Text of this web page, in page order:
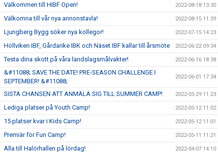
Välkommen till HIBF Open! 2022-08-18 13:30
Välkomna till vår nya annonstavla! 2022-08-15 11:39
Ljungberg Bygg söker nya kollegor! 2022-07-15 14:23
Höllviken IBF, Gårdarike IBK och Näset IBF kallar till årsmöte 2022-06-22 09:34
Testa dina skott på våra landslagsmålvakter! 2022-06-16 18:38
&#11088; SAVE THE DATE! PRE-SEASON CHALLENGE I
SEPTEMBER! &#11088;
2022-06-01 17:34
SISTA CHANSEN ATT ANMÄLA SIG TILL SUMMER CAMP! 2022-05-29 11:23
Lediga platser på Youth Camp! 2022-05-12 11:02
15 platser kvar i Kids Camp! 2022-05-12 11:01
Premiär för Fun Camp! 2022-05-11 11:21
Alla till Halörhallen på lördag! 2022-04-07 14:10